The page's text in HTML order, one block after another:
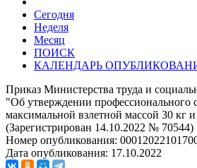
Сегодня
Неделя
Месяц
ПОИСК
КАЛЕНДАРЬ
Приказ Министерства труда и
"Об утверждении профессионального
максимальной взлетной массой 30 кг
(Зарегистрирован 14.10.2022 № 70544)
Номер опубликования:
Дата опубликования: 17.10.2022